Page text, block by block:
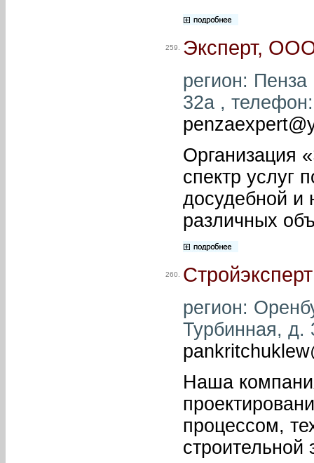
259. Эксперт,
регион:
32а ,
Организация
спектр услуг
досудебной и
различных
260.
регион:
Турбинная, д.
Наша
процессом,
строительной